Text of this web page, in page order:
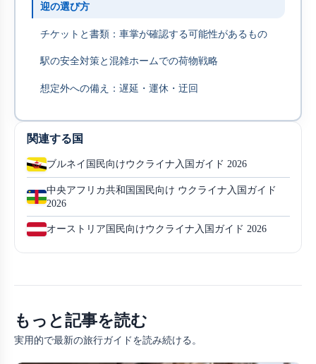
迎の選び方
チケットと書類：車掌が確認する可能性があるもの
駅の安全対策と混雑ホームでの荷物戦略
想定外への備え：遅延・運休・迂回
関連する国
ブルネイ国民向けウクライナ入国ガイド 2026
中央アフリカ共和国国民向け ウクライナ入国ガイド
2026
オーストリア国民向けウクライナ入国ガイド 2026
もっと記事を読む
実用的で最新の旅行ガイドを読み続ける。